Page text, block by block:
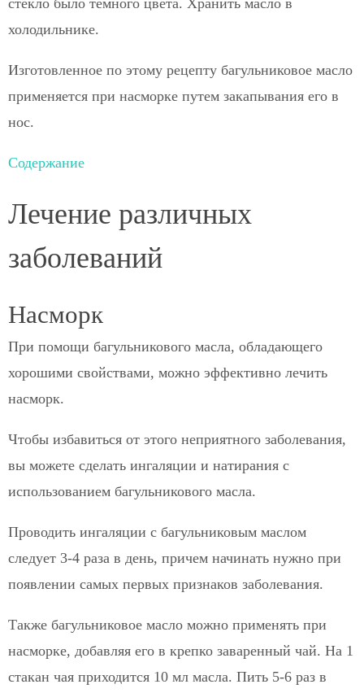
холодильнике.
Изготовленное по этому рецепту багульниковое масло
применяется при насморке путем закапывания его в
нос.
Содержание
Лечение различных
заболеваний
Насморк
При помощи багульникового масла, обладающего
хорошими свойствами, можно эффективно лечить
насморк.
Чтобы избавиться от этого неприятного заболевания,
вы можете сделать ингаляции и натирания с
использованием багульникового масла.
Проводить ингаляции с багульниковым маслом
следует 3-4 раза в день, причем начинать нужно при
появлении самых первых признаков заболевания.
Также багульниковое масло можно применять при
насморке, добавляя его в крепко заваренный чай. На 1
стакан чая приходится 10 мл масла. Пить 5-6 раз в